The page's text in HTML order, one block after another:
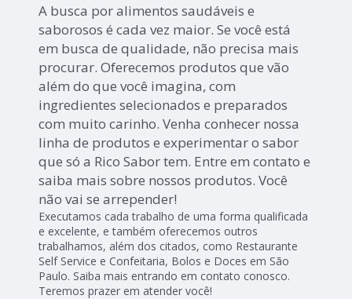
A busca por alimentos saudáveis e
saborosos é cada vez maior. Se você está
em busca de qualidade, não precisa mais
procurar. Oferecemos produtos que vão
além do que você imagina, com
ingredientes selecionados e preparados
com muito carinho. Venha conhecer nossa
linha de produtos e experimentar o sabor
que só a Rico Sabor tem. Entre em contato e
saiba mais sobre nossos produtos. Você
não vai se arrepender!
Executamos cada trabalho de uma forma qualificada
e excelente, e também oferecemos outros
trabalhamos, além dos citados, como Restaurante
Self Service e Confeitaria, Bolos e Doces em São
Paulo. Saiba mais entrando em contato conosco.
Teremos prazer em atender você!